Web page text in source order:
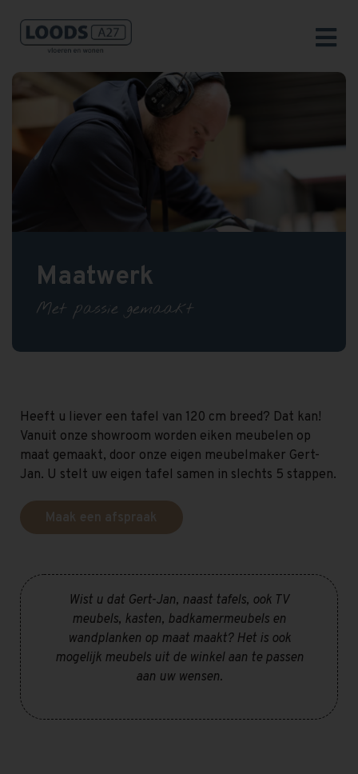
Maatwerk
Met passie gemaakt
Heeft u liever een tafel van 120 cm breed? Dat kan!
Vanuit onze showroom worden eiken meubelen op
maat gemaakt, door onze eigen meubelmaker Gert-
Jan. U stelt uw eigen tafel samen in slechts 5 stappen.
Maak een afspraak
Wist u dat Gert-Jan, naast tafels, ook TV
meubels, kasten, badkamermeubels en
wandplanken op maat maakt? Het is ook
mogelijk meubels uit de winkel aan te passen
aan uw wensen.